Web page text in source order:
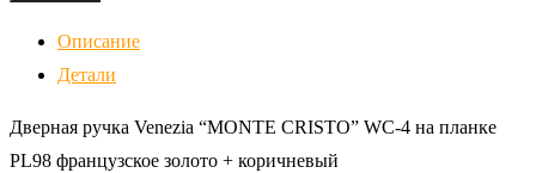
Описание
Детали
Дверная ручка Venezia “MONTE CRISTO” WC-4 на планке
PL98 французское золото + коричневый